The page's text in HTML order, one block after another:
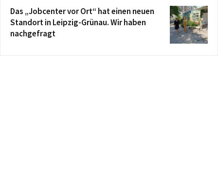
Das „Jobcenter vor Ort“ hat einen neuen
Standort in Leipzig-Grünau. Wir haben
nachgefragt